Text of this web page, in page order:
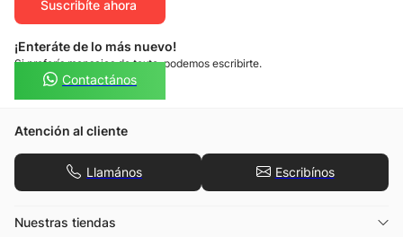
Suscribíte ahora
¡Enteráte de lo más nuevo!
Si preferís mensajes de texto, podemos escribirte.
Contactános
Atención al cliente
Llamános Escribínos
Nuestras tiendas